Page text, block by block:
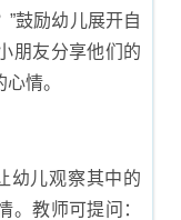
鼓励幼儿展开自
朋友分享他们的
情。
幼儿观察其中的
。教师可提问：